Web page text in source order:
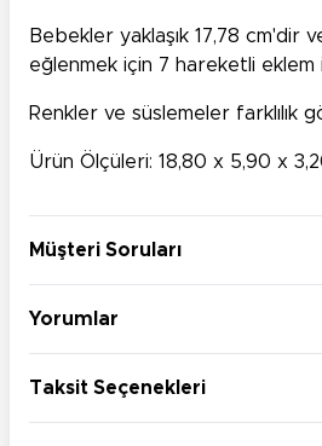
Bebekler yaklaşık 17,78 cm'dir
eğlenmek için 7 hareketli eklem
Renkler ve süslemeler farklılık
Ürün Ölçüleri: 18,80 x 5,90 x
Müşteri Soruları
Yorumlar
Taksit Seçenekleri